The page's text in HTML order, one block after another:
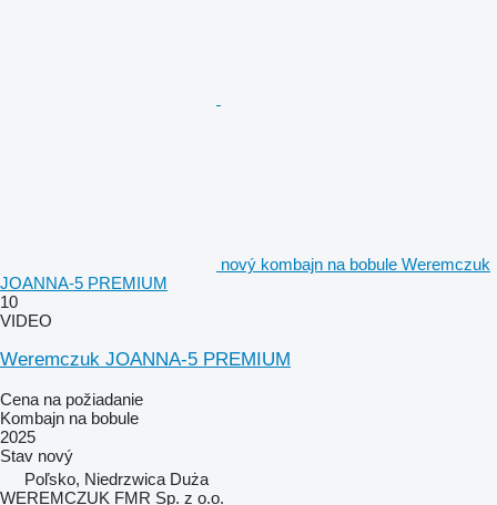
nový kombajn na bobule Weremczuk
JOANNA-5 PREMIUM
10
VIDEO
Weremczuk JOANNA-5 PREMIUM
Cena na požiadanie
Kombajn na bobule
2025
Stav nový
Poľsko, Niedrzwica Duża
WEREMCZUK FMR Sp. z o.o.